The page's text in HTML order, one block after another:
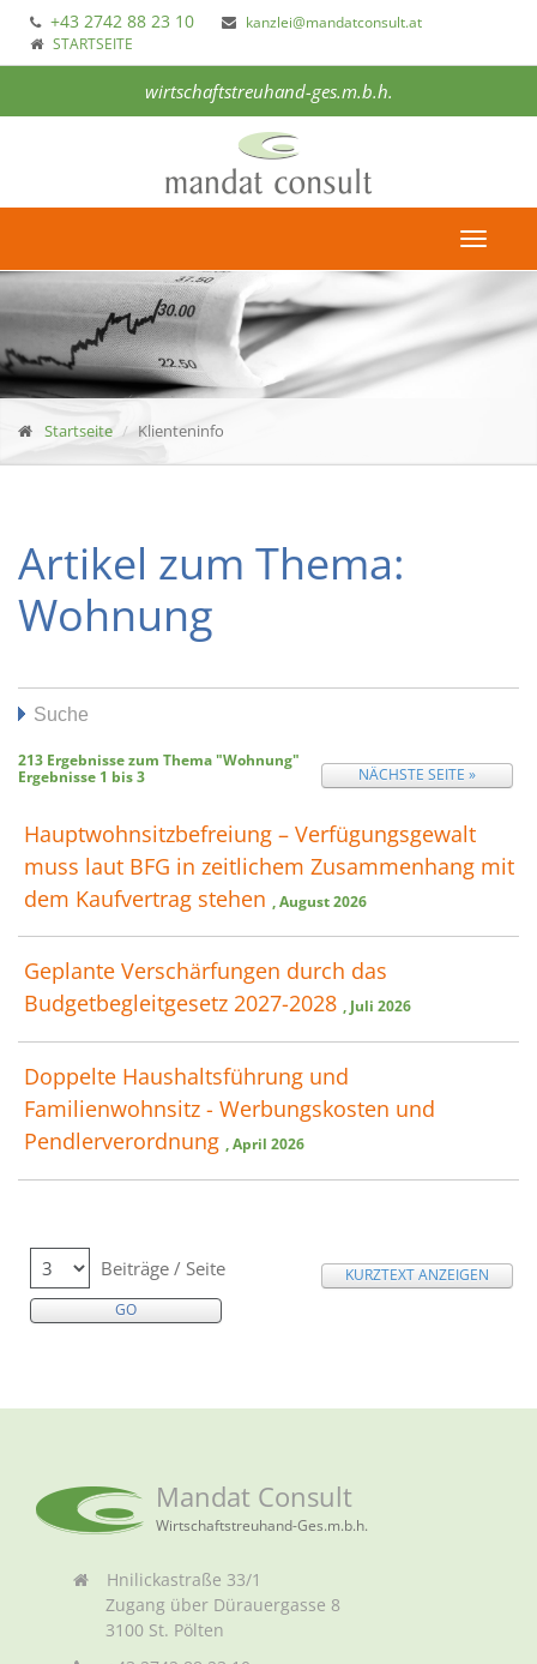
+43 2742 88 23 10
kanzlei@mandatconsult.at
STARTSEITE
wirtschaftstreuhand-ges.m.b.h.
Toggle
Startseite Klienteninfo
Artikel zum Thema:
Wohnung
Suche
213 Ergebnisse zum Thema"Wohnung"
Ergebnisse 1 bis3 NÄCHSTE SEITE »
Hauptwohnsitz​­befreiung – Verfügungsgewalt
muss laut BFG in zeitlichem Zusammenhang mit
dem Kaufvertrag stehen , August 2026
Geplante Verschärfungen durch das
Budgetbegleitgesetz 2027-2028 , Juli 2026
Doppelte Haushaltsführung und
Familienwohnsitz - Werbungskosten und
Pendlerverordnung , April 2026
Beiträge / Seite KURZTEXT ANZEIGEN
Mandat Consult
Wirtschaftstreuhand-Ges.m.b.h.
Hnilickastraße 33/1
Zugang über Dürauergasse 8
3100 St. Pölten